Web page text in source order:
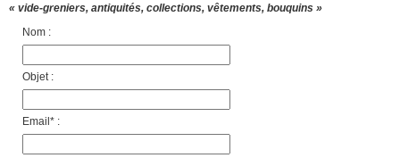
« vide-greniers, antiquités, collections, vêtements, bouquins »
Nom :
Objet :
Email* :